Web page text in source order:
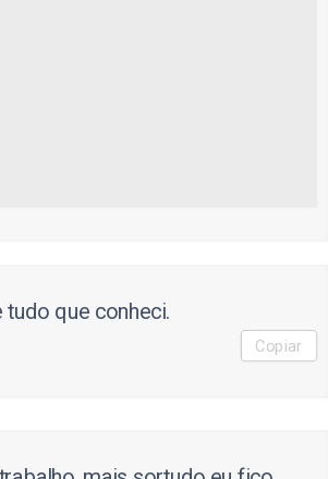
tudo que conheci.
Copiar